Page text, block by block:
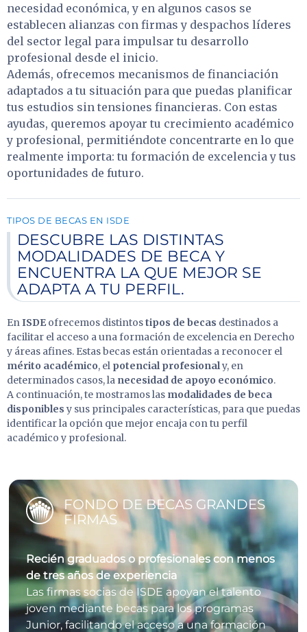
necesidad económica, y en algunos casos se
establecen alianzas con firmas y despachos líderes
del sector legal para impulsar tu desarrollo
profesional desde el inicio.
Además, ofrecemos mecanismos de financiación
adaptados a tu situación para que puedas planificar
tus estudios sin tensiones financieras. Con estas
ayudas, queremos apoyar tu crecimiento académico
y profesional, permitiéndote concentrarte en lo que
realmente importa: tu formación de excelencia y tus
oportunidades de futuro.
TIPOS DE BECAS EN ISDE
DESCUBRE LAS DISTINTAS
MODALIDADES DE BECA Y
ENCUENTRA LA QUE MEJOR SE
ADAPTA A TU PERFIL.
EnISDE ofrecemos distintostipos de becas destinados a
facilitar el acceso a una formación de excelencia en Derecho
y áreas afines. Estas becas están orientadas a reconocer el
mérito académico, el potencial profesionaly, en
determinados casos, la necesidad de apoyo económico.
A continuación, te mostramos las modalidades de beca
disponibles y sus principales características, para que puedas
identificar la opción que mejor encaja con tu perfil
académico y profesional.
FONDO DE BECAS GRANDES
FIRMAS
Recién graduados o profesionales con menos
de tres años de experiencia
Las firmas socias de ISDE apoyan el talento
joven mediante becas para los programas
Junior, facilitando el acceso a una formación